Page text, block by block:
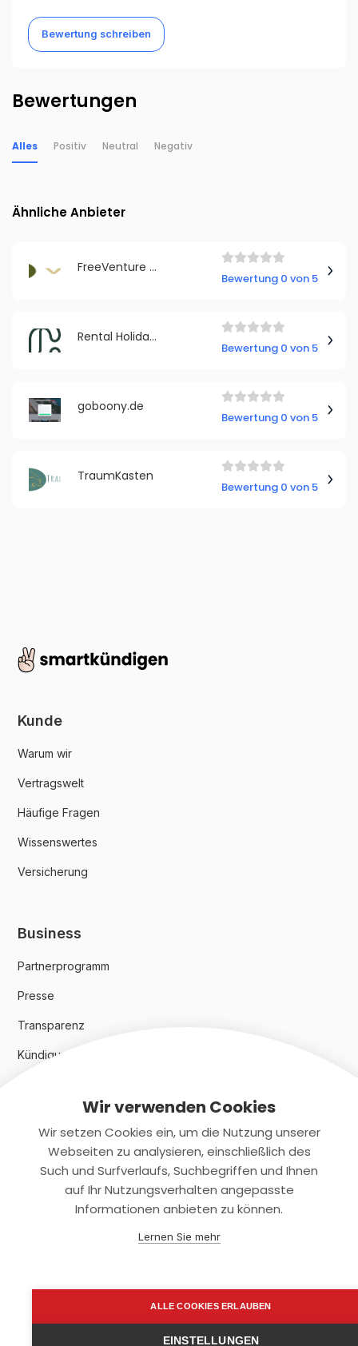
Bewertung schreiben
Bewertungen
Alles Positiv Neutral Negativ
Ähnliche Anbieter
FreeVenture GmbH
Bewertung 0 von 5
Rental Holidays
Bewertung 0 von 5
goboony.de
Bewertung 0 von 5
TraumKasten
Bewertung 0 von 5
Kunde
Warum wir
Vertragswelt
Häufige Fragen
Wissenswertes
Versicherung
Business
Partnerprogramm
Presse
Transparenz
Kündigungsindex 2024
Rechtliches
Datenschutz
support@smartkuendigen.de
Wir verwenden Cookies
Wir setzen Cookies ein, um die Nutzung unserer
Webseiten zu analysieren, einschließlich des
Such und Surfverlaufs, Suchbegriffen und Ihnen
auf Ihr Nutzungsverhalten angepasste
Informationen anbieten zu können.
Lernen Sie mehr
ALLE COOKIES ERLAUBEN
EINSTELLUNGEN